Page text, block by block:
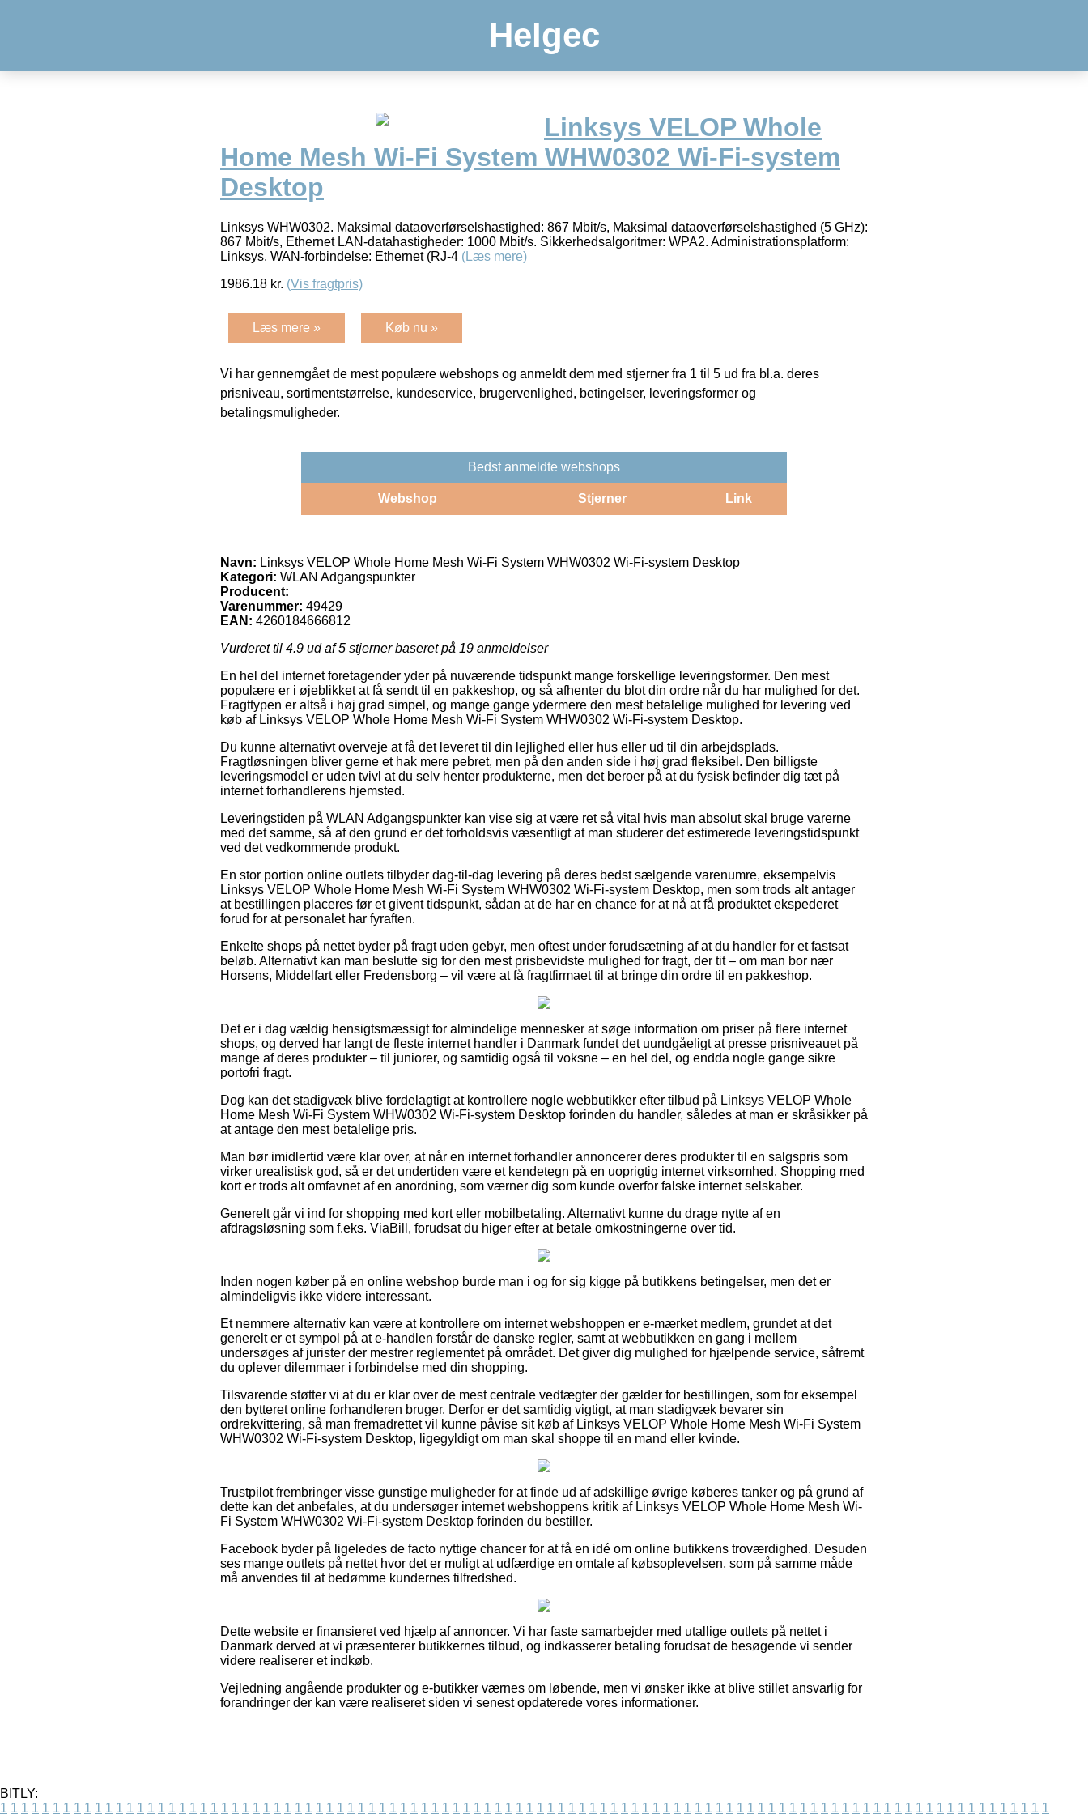
Helgec
Linksys VELOP Whole
Home Mesh Wi-Fi System WHW0302 Wi-Fi-system
Desktop
Linksys WHW0302. Maksimal dataoverførselshastighed: 867 Mbit/s, Maksimal dataoverførselshastighed (5 GHz):
867 Mbit/s, Ethernet LAN-datahastigheder: 1000 Mbit/s. Sikkerhedsalgoritmer: WPA2. Administrationsplatform:
Linksys. WAN-forbindelse: Ethernet (RJ-4 (Læs mere)
1986.18 kr. (Vis fragtpris)
Læs mere » Køb nu »
Vi har gennemgået de mest populære webshops og anmeldt dem med stjerner fra 1 til 5 ud fra bl.a. deres
prisniveau, sortimentstørrelse, kundeservice, brugervenlighed, betingelser, leveringsformer og
betalingsmuligheder.
Bedst anmeldte webshops
Webshop Stjerner Link
Navn: Linksys VELOP Whole Home Mesh Wi-Fi System WHW0302 Wi-Fi-system Desktop
Kategori: WLAN Adgangspunkter
Producent:
Varenummer: 49429
EAN: 4260184666812
Vurderet til 4.9 ud af 5 stjerner baseret på 19 anmeldelser
En hel del internet foretagender yder på nuværende tidspunkt mange forskellige leveringsformer. Den mest
populære er i øjeblikket at få sendt til en pakkeshop, og så afhenter du blot din ordre når du har mulighed for det.
Fragttypen er altså i høj grad simpel, og mange gange ydermere den mest betalelige mulighed for levering ved
køb af Linksys VELOP Whole Home Mesh Wi-Fi System WHW0302 Wi-Fi-system Desktop.
Du kunne alternativt overveje at få det leveret til din lejlighed eller hus eller ud til din arbejdsplads.
Fragtløsningen bliver gerne et hak mere pebret, men på den anden side i høj grad fleksibel. Den billigste
leveringsmodel er uden tvivl at du selv henter produkterne, men det beroer på at du fysisk befinder dig tæt på
internet forhandlerens hjemsted.
Leveringstiden på WLAN Adgangspunkter kan vise sig at være ret så vital hvis man absolut skal bruge varerne
med det samme, så af den grund er det forholdsvis væsentligt at man studerer det estimerede leveringstidspunkt
ved det vedkommende produkt.
En stor portion online outlets tilbyder dag-til-dag levering på deres bedst sælgende varenumre, eksempelvis
Linksys VELOP Whole Home Mesh Wi-Fi System WHW0302 Wi-Fi-system Desktop, men som trods alt antager
at bestillingen placeres før et givent tidspunkt, sådan at de har en chance for at nå at få produktet ekspederet
forud for at personalet har fyraften.
Enkelte shops på nettet byder på fragt uden gebyr, men oftest under forudsætning af at du handler for et fastsat
beløb. Alternativt kan man beslutte sig for den mest prisbevidste mulighed for fragt, der tit – om man bor nær
Horsens, Middelfart eller Fredensborg – vil være at få fragtfirmaet til at bringe din ordre til en pakkeshop.
Det er i dag vældig hensigtsmæssigt for almindelige mennesker at søge information om priser på flere internet
shops, og derved har langt de fleste internet handler i Danmark fundet det uundgåeligt at presse prisniveauet på
mange af deres produkter – til juniorer, og samtidig også til voksne – en hel del, og endda nogle gange sikre
portofri fragt.
Dog kan det stadigvæk blive fordelagtigt at kontrollere nogle webbutikker efter tilbud på Linksys VELOP Whole
Home Mesh Wi-Fi System WHW0302 Wi-Fi-system Desktop forinden du handler, således at man er skråsikker på
at antage den mest betalelige pris.
Man bør imidlertid være klar over, at når en internet forhandler annoncerer deres produkter til en salgspris som
virker urealistisk god, så er det undertiden være et kendetegn på en uoprigtig internet virksomhed. Shopping med
kort er trods alt omfavnet af en anordning, som værner dig som kunde overfor falske internet selskaber.
Generelt går vi ind for shopping med kort eller mobilbetaling. Alternativt kunne du drage nytte af en
afdragsløsning som f.eks. ViaBill, forudsat du higer efter at betale omkostningerne over tid.
Inden nogen køber på en online webshop burde man i og for sig kigge på butikkens betingelser, men det er
almindeligvis ikke videre interessant.
Et nemmere alternativ kan være at kontrollere om internet webshoppen er e-mærket medlem, grundet at det
generelt er et sympol på at e-handlen forstår de danske regler, samt at webbutikken en gang i mellem
undersøges af jurister der mestrer reglementet på området. Det giver dig mulighed for hjælpende service, såfremt
du oplever dilemmaer i forbindelse med din shopping.
Tilsvarende støtter vi at du er klar over de mest centrale vedtægter der gælder for bestillingen, som for eksempel
den bytteret online forhandleren bruger. Derfor er det samtidig vigtigt, at man stadigvæk bevarer sin
ordrekvittering, så man fremadrettet vil kunne påvise sit køb af Linksys VELOP Whole Home Mesh Wi-Fi System
WHW0302 Wi-Fi-system Desktop, ligegyldigt om man skal shoppe til en mand eller kvinde.
Trustpilot frembringer visse gunstige muligheder for at finde ud af adskillige øvrige køberes tanker og på grund af
dette kan det anbefales, at du undersøger internet webshoppens kritik af Linksys VELOP Whole Home Mesh Wi-
Fi System WHW0302 Wi-Fi-system Desktop forinden du bestiller.
Facebook byder på ligeledes de facto nyttige chancer for at få en idé om online butikkens troværdighed. Desuden
ses mange outlets på nettet hvor det er muligt at udfærdige en omtale af købsoplevelsen, som på samme måde
må anvendes til at bedømme kundernes tilfredshed.
Dette website er finansieret ved hjælp af annoncer. Vi har faste samarbejder med utallige outlets på nettet i
Danmark derved at vi præsenterer butikkernes tilbud, og indkasserer betaling forudsat de besøgende vi sender
videre realiserer et indkøb.
Vejledning angående produkter og e-butikker værnes om løbende, men vi ønsker ikke at blive stillet ansvarlig for
forandringer der kan være realiseret siden vi senest opdaterede vores informationer.
BITLY:
1 1 1 1 1 1 1 1 1 1 1 1 1 1 1 1 1 1 1 1 1 1 1 1 1 1 1 1 1 1 1 1 1 1 1 1 1 1 1 1 1 1 1 1 1 1 1 1 1 1 1 1 1 1 1 1 1 1 1 1 1 1 1 1 1 1 1 1 1 1 1 1 1 1 1 1 1 1 1 1 1 1 1 1 1 1 1 1 1 1 1 1 1 1 1 1 1 1 1 1